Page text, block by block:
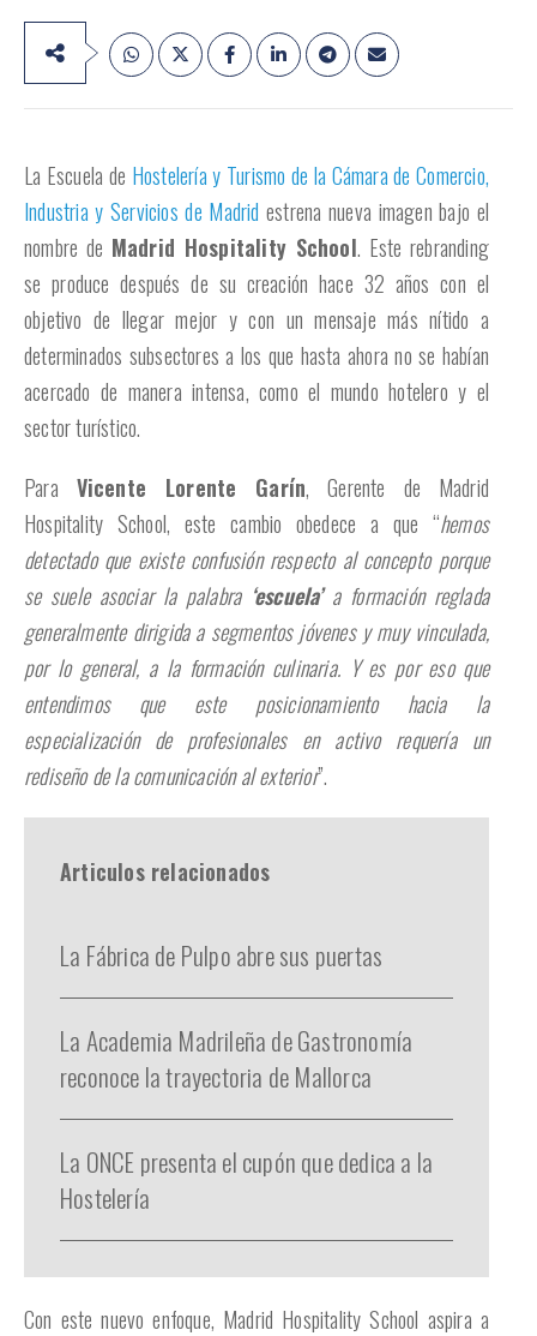
La Escuela de Hostelería y Turismo de la Cámara de Comercio,
Industria y Servicios de Madrid estrena nueva imagen bajo el
nombre de Madrid Hospitality School. Este rebranding
se produce después de su creación hace 32 años con el
objetivo de llegar mejor y con un mensaje más nítido a
determinados subsectores a los que hasta ahora no se habían
acercado de manera intensa, como el mundo hotelero y el
sector turístico.
Para Vicente Lorente Garín, Gerente de Madrid
Hospitality School, este cambio obedece a que “hemos
detectado que existe confusión respecto al concepto porque
se suele asociar la palabra ‘escuela’a formación reglada
generalmente dirigida a segmentos jóvenes y muy vinculada,
por lo general, a la formación culinaria. Y es por eso que
entendimos que este posicionamiento hacia la
especialización de profesionales en activo requería un
rediseño de la comunicación al exterior”.
Articulos relacionados
La Fábrica de Pulpo abre sus puertas
La Academia Madrileña de Gastronomía
reconoce la trayectoria de Mallorca
La ONCE presenta el cupón que dedica a la
Hostelería
Con este nuevo enfoque, Madrid Hospitality School aspira a